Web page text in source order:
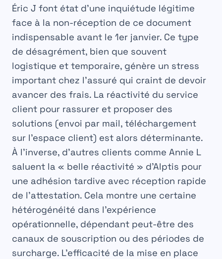
Éric J font état d’une inquiétude légitime
face à la non-réception de ce document
indispensable avant le 1er janvier. Ce type
de désagrément, bien que souvent
logistique et temporaire, génère un stress
important chez l’assuré qui craint de devoir
avancer des frais. La réactivité du service
client pour rassurer et proposer des
solutions (envoi par mail, téléchargement
sur l’espace client) est alors déterminante.
À l’inverse, d’autres clients comme Annie L
saluent la « belle réactivité » d’Alptis pour
une adhésion tardive avec réception rapide
de l’attestation. Cela montre une certaine
hétérogénéité dans l’expérience
opérationnelle, dépendant peut-être des
canaux de souscription ou des périodes de
surcharge. L’efficacité de la mise en place